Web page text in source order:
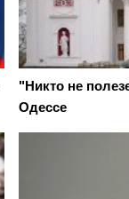
"Никто не
Одессе